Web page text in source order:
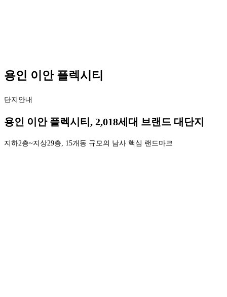
용인 이안 플렉시티
단지안내
용인 이안 플렉시티, 2,018세대 브랜드 대단지
지하2층~지상29층, 15개동 규모의 남사 핵심 랜드마크